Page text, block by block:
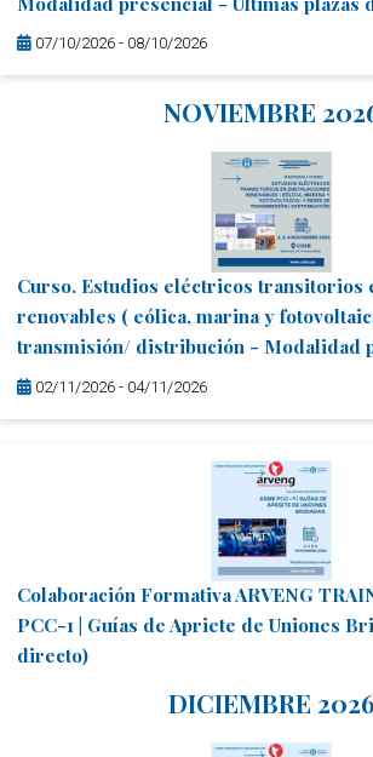
07/10/2026 - 08/10/2026
Curso. Productividad con IA. Del "no
mejor versión profesional.
operativa - Modalidad presencial -
disponibles-
13/10/2026 - 27/10/2026
Curso. Análisis avanzado de datos en
Modalidad presencial -
13/10/2026 - 19/10/2026
NOVIEMBRE
Curso. Estudios eléctricos transitorios
renovables ( eólica, marina y
transmisión/ distribución - Modalidad
02/11/2026 - 04/11/2026
Colaboración Formativa ARVENG
PCC-1 | Guías de Apriete de Uniones
directo)
03/11/2026 - 06/11/2026DICIEMBRE